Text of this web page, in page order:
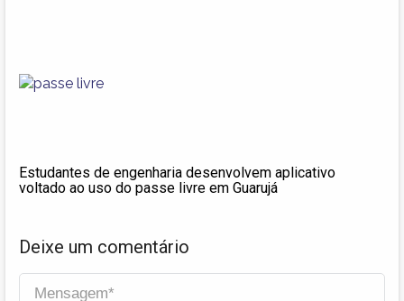
Estudantes de engenharia desenvolvem aplicativo
voltado ao uso do passe livre em Guarujá
Deixe um comentário